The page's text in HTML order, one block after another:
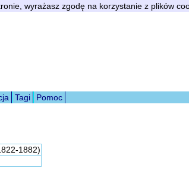
wyrażasz zgodę na korzystanie z plików
Tagi
Pomoc
1882)